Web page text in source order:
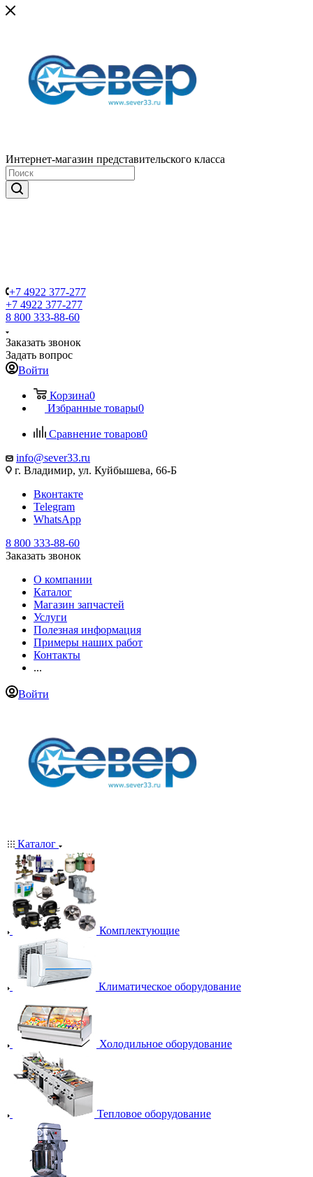
Интернет-магазин представительского класса
+7 4922 377-277
+7 4922 377-277
8 800 333-88-60
Заказать звонок
Задать вопрос
Войти
Корзина0
Избранные товары0
Сравнение товаров0
info@sever33.ru
г. Владимир, ул. Куйбышева, 66-Б
Вконтакте
Telegram
WhatsApp
8 800 333-88-60
Заказать звонок
О компании
Каталог
Магазин запчастей
Услуги
Полезная информация
Примеры наших работ
Контакты
...
Войти
Каталог
Комплектующие
Климатическое оборудование
Холодильное оборудование
Тепловое оборудование